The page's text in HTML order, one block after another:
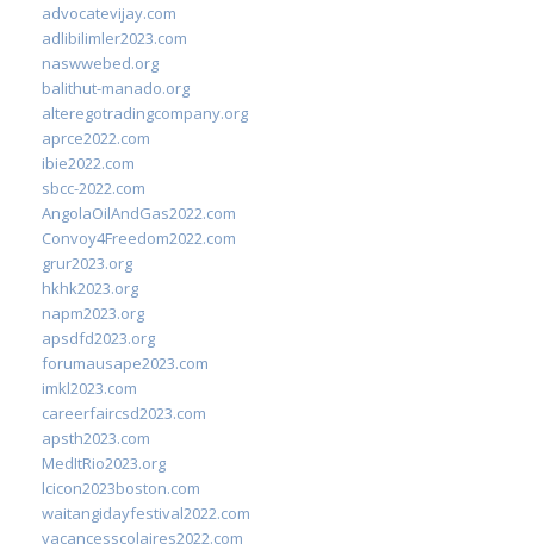
advocatevijay.com
adlibilimler2023.com
naswwebed.org
balithut-manado.org
alteregotradingcompany.org
aprce2022.com
ibie2022.com
sbcc-2022.com
AngolaOilAndGas2022.com
Convoy4Freedom2022.com
grur2023.org
hkhk2023.org
napm2023.org
apsdfd2023.org
forumausape2023.com
imkl2023.com
careerfaircsd2023.com
apsth2023.com
MedItRio2023.org
lcicon2023boston.com
waitangidayfestival2022.com
vacancesscolaires2022.com